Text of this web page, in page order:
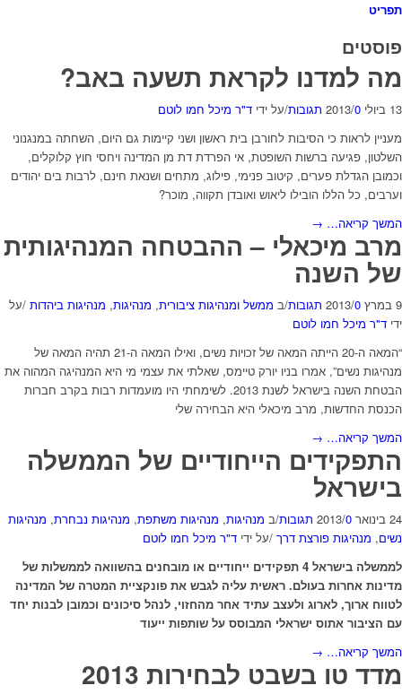
תפריט
פוסטים
מה למדנו לקראת תשעה באב?
13 ביולי 2013 /0 תגובות /על ידי ד"ר מיכל חמו לוטם
מעניין לראות כי הסיבות לחורבן בית ראשון ושני קיימות גם היום, השחתה במנגנוני
השלטון, פגיעה ברשות השופטת, אי הפרדת דת מן המדינה ויחסי חוץ קלוקלים,
וכמובן הגדלת פערים, קיטוב פנימי, פילוג, מתחים ושנאת חינם, לרבות בים יהודים
וערבים, כל הללו הובילו ליאוש ואובדן תקווה, מוכר?
המשך קריאה… →
מרב מיכאלי – ההבטחה המנהיגותית
של השנה
9 במרץ 2013 /0 תגובות /ב ממשל ומנהיגות ציבורית, מנהיגות, מנהיגות ביהדות /על
ידי ד"ר מיכל חמו לוטם
“המאה ה-20 הייתה המאה של זכויות נשים, ואילו המאה ה-21 תהיה המאה של
מנהיגות נשים”, אמרו בניו יורק טיימס, שאלתי את עצמי מי היא המנהיגה המהוה את
הבטחת השנה בישראל לשנת 2013. לשימחתי היו מועמדות רבות בקרב חברות
הכנסת החדשות, מרב מיכאלי היא הבחירה שלי
המשך קריאה… →
התפקידים הייחודיים של הממשלה
בישראל
24 בינואר 2013 /0 תגובות /ב מנהיגות, מנהיגות משתפת, מנהיגות נבחרת, מנהיגות
נשים, מנהיגות פורצת דרך /על ידי ד"ר מיכל חמו לוטם
לממשלה בישראל 4 תפקידים ייחודיים או מובחנים בהשוואה לממשלות של
מדינות אחרות בעולם. ראשית עליה לגבש את פונקציית המטרה של המדינה
לטווח ארוך, לארוג ולעצב עתיד אחר מהחזוי, לנהל סיכונים וכמובן לבנות יחד
עם הציבור אתוס ישראלי המבוסס על שותפות ייעוד
המשך קריאה… →
מדד טו בשבט לבחירות 2013